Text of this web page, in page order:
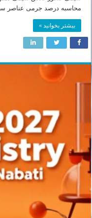
محاسبه درصد جرمی عناصر
بیشتر بخوانید »